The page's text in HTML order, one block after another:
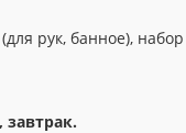
рук, банное),